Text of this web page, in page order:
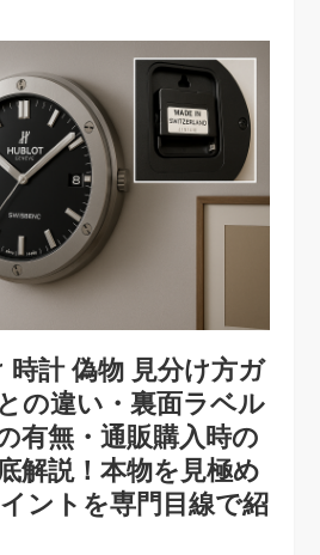
時計 偽物 見分け方ガ
の違い・裏面ラベル
有無・通販購入時の
解説！本物を見極め
ントを専門目線で紹